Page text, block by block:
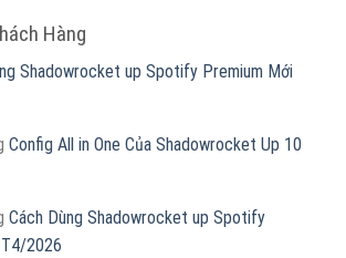
Hàng
Shadowrocket up Spotify Premium Mới
Config All in One Của Shadowrocket Up 10
Cách Dùng Shadowrocket up Spotify
2026